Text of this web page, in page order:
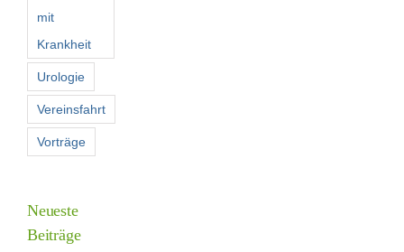
mit
Krankheit
Urologie
Vereinsfahrt
Vorträge
Neueste
Beiträge